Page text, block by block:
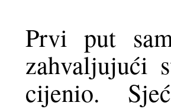
Prvi put
cijenio.